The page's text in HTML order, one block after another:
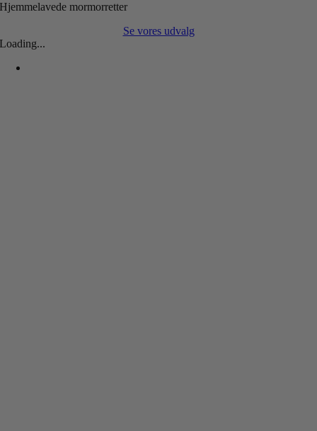
Hjemmelavede mormorretter
Se vores udvalg
Loading...